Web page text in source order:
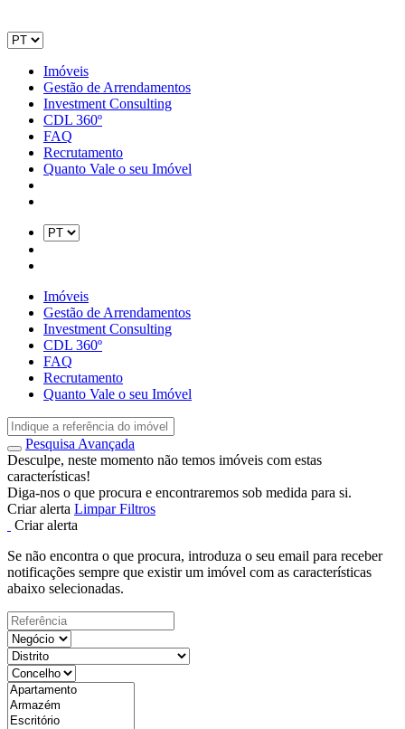
Imóveis
Gestão de Arrendamentos
Investment Consulting
CDL 360º
FAQ
Recrutamento
Quanto Vale o seu Imóvel
Imóveis
Gestão de Arrendamentos
Investment Consulting
CDL 360º
FAQ
Recrutamento
Quanto Vale o seu Imóvel
Pesquisa Avançada
Desculpe, neste momento não temos imóveis com estas
características!
Diga-nos o que procura e encontraremos sob medida para si.
Criar alerta Limpar Filtros
Criar alerta
Se não encontra o que procura, introduza o seu email para receber
notificações sempre que existir um imóvel com as características
abaixo selecionadas.